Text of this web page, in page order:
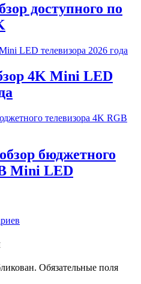
доступного по
4K Mini LED
бюджетного
Mini LED
Обязательные поля